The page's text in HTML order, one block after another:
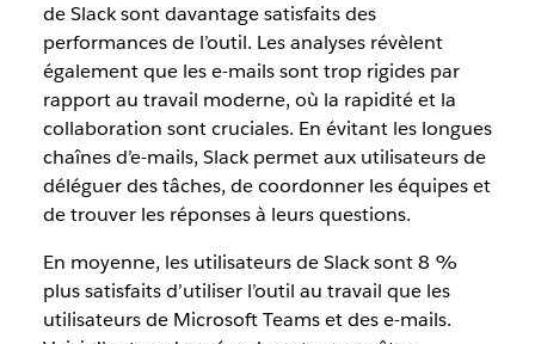
de Slack sont davantage satisfaits des
performances de l’outil. Les analyses révèlent
également que les e-mails sont trop rigides par
rapport au travail moderne, où la rapidité et la
collaboration sont cruciales. En évitant les longues
chaînes d’e-mails, Slack permet aux utilisateurs de
déléguer des tâches, de coordonner les équipes et
de trouver les réponses à leurs questions.
En moyenne, les utilisateurs de Slack sont 8 %
plus satisfaits d’utiliser l’outil au travail que les
utilisateurs de Microsoft Teams et des e-mails.